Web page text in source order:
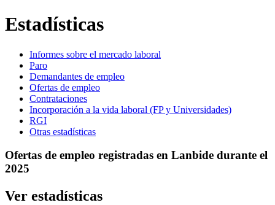
Estadísticas
Informes sobre el mercado laboral
Paro
Demandantes de empleo
Ofertas de empleo
Contrataciones
Incorporación a la vida laboral (FP y Universidades)
RGI
Otras estadísticas
Ofertas de empleo registradas en Lanbide durante el
2025
Ver estadísticas